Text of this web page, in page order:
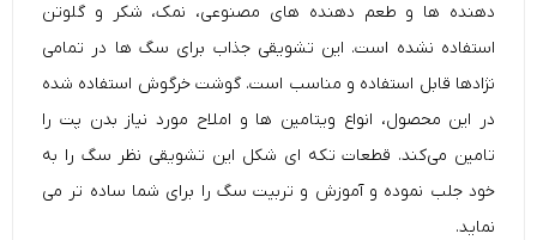
دهنده ها و طعم دهنده های مصنوعی، نمک، شکر و گلوتن
استفاده نشده است. این تشویقی جذاب برای سگ ها در تمامی
نژادها قابل استفاده و مناسب است. گوشت خرگوش استفاده شده
در این محصول، انواع ویتامین ها و املاح مورد نیاز بدن پت را
تامین می‌کند. قطعات تکه ای شکل این تشویقی نظر سگ را به
خود جلب نموده و آموزش و تربیت سگ را برای شما ساده تر می
نماید.